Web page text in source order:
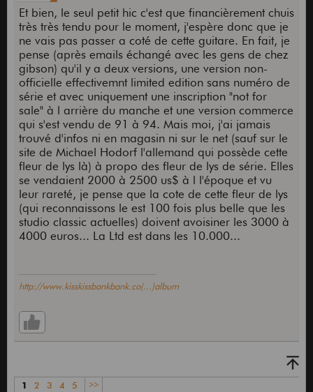
Et bien, le seul petit hic c'est que financièrement chuis
très très tendu pour le moment, j'espère donc que je
ne vais pas passer a coté de cette guitare. En fait, je
pense (après emails échangé avec les gens de chez
gibson) qu'il y a deux versions, une version non-
officielle effectivemnt limited edition sans numéro de
série et avec uniquement une inscription "not for
sale" à l arrière du manche et une version commerce
qui s'est vendu de 91 à 94. Mais moi, j'ai jamais
trouvé d'infos ni en magasin ni sur le net (sauf sur le
site de Michael Hodorf l'allemand qui possède cette
fleur de lys là) à propo des fleur de lys de série. Elles
se vendaient 2000 à 2500 us$ à l l'époque et vu
leur rareté, je pense que la cote de cette fleur de lys
(qui reconnaissons le est 100 fois plus belle que les
studio classic actuelles) doivent avoisiner les 3000 à
4000 euros... La Ltd est dans les 10.000...
http://www.kisskissbankbank.co(...)album
1 2 3 4 5 >>